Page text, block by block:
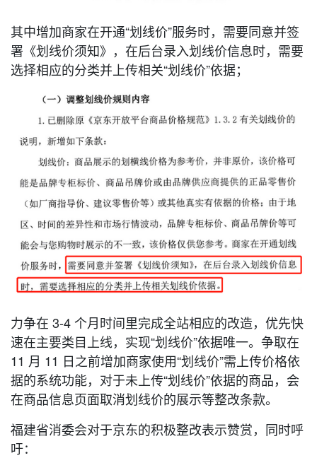
其中增加商家在开通“划线价”服务时，需要同意并签
署《划线价须知》，在后台录入划线价信息时，需要
选择相应的分类并上传相关“划线价”依据；
力争在 3-4 个月时间里完成全站相应的改造，优先快
速在主要类目上线，实现“划线价”依据唯一。争取在
11 月 11 日之前增加商家使用“划线价”需上传价格依
据的系统功能，对于未上传“划线价”依据的商品，会
在商品信息页面取消划线价的展示等整改条款。
福建省消委会对于京东的积极整改表示赞赏，同时呼
吁：